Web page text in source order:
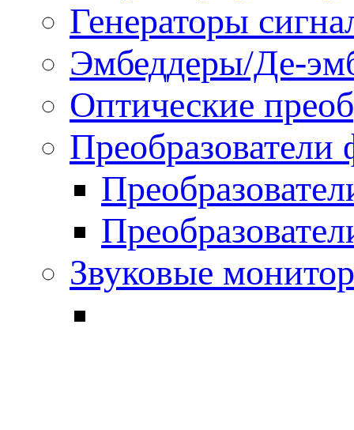
Генераторы
Эмбеддеры/Де-
Оптические
Преобразователи
Звуковые